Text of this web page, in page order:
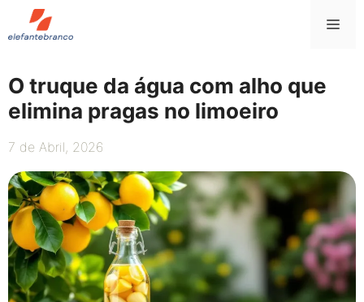
Saltar
para
O truque da água com alho que
elimina pragas no limoeiro
7 de Abril, 2026